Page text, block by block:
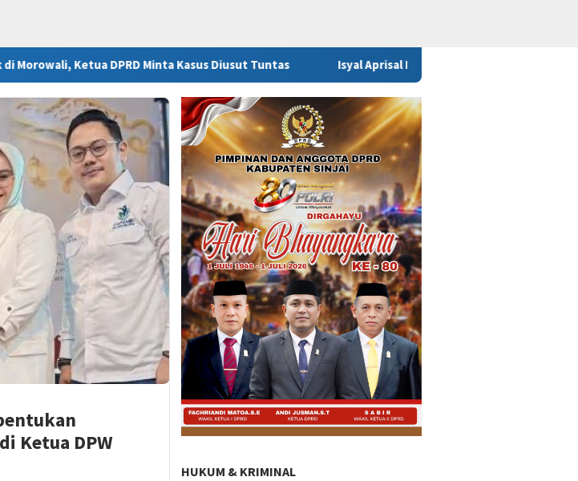
Minta Kasus Diusut Tuntas Isyal Aprisal Pemuda Sinjai Soroti Dugaan Main Hakim Sendiri
Ketua DPW
HUKUM & KRIMINAL